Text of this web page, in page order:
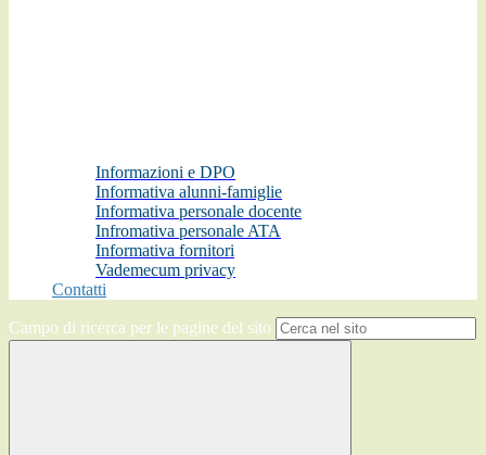
Informazioni e DPO
Informativa alunni-famiglie
Informativa personale docente
Infromativa personale ATA
Informativa fornitori
Vademecum privacy
Contatti
Campo di ricerca per le pagine del sito